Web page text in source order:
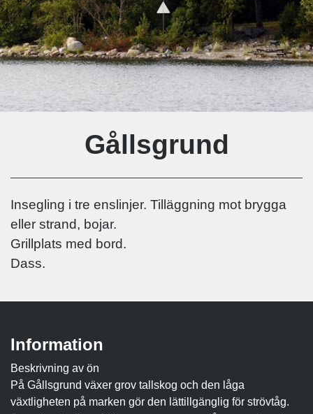
Gållsgrund
Insegling i tre enslinjer. Tilläggning mot brygga
eller strand, bojar.
Grillplats med bord.
Dass.
Information
Beskrivning av ön
På Gållsgrund växer grov tallskog och den låga
växtligheten på marken gör den lättillgänglig för strövtåg.